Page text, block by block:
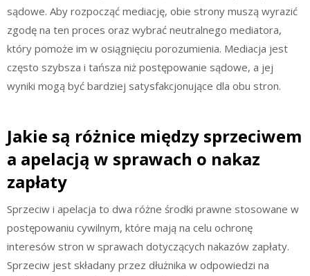
sądowe. Aby rozpocząć mediację, obie strony muszą wyrazić
zgodę na ten proces oraz wybrać neutralnego mediatora,
który pomoże im w osiągnięciu porozumienia. Mediacja jest
często szybsza i tańsza niż postępowanie sądowe, a jej
wyniki mogą być bardziej satysfakcjonujące dla obu stron.
Jakie są różnice między sprzeciwem
a apelacją w sprawach o nakaz
zapłaty
Sprzeciw i apelacja to dwa różne środki prawne stosowane w
postępowaniu cywilnym, które mają na celu ochronę
interesów stron w sprawach dotyczących nakazów zapłaty.
Sprzeciw jest składany przez dłużnika w odpowiedzi na